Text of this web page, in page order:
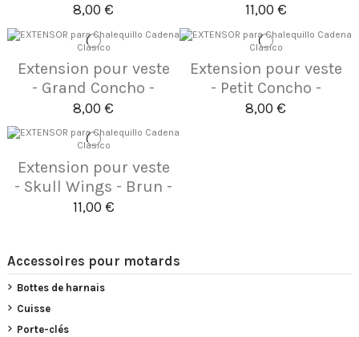
8,00 € 11,00 €
Extension pour veste
- Grand Concho -
8,00 €
Extension pour veste
- Petit Concho -
8,00 €
Extension pour veste
- Skull Wings - Brun -
11,00 €
Accessoires pour motards
Bottes de harnais
Cuisse
Porte-clés